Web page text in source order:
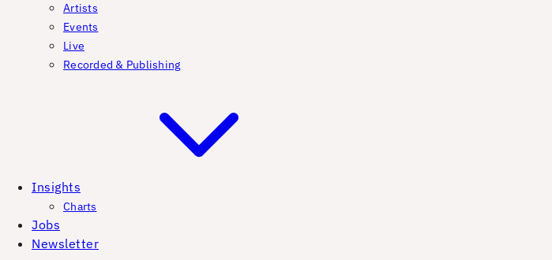
Artists
Events
Live
Recorded & Publishing
Insights
Charts
Jobs
Newsletter